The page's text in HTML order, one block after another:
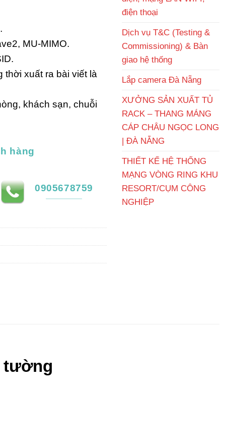
MU-MIMO.
xuất ra bài viết là
khách sạn, chuỗi
hàng
0905678759
điện thoại
Dịch vụ T&C (Testing &
Commissioning) & Bàn
giao hệ thống
Lắp camera Đà Nẵng
XƯỞNG SẢN XUẤT TỦ
RACK – THANG MÁNG
CÁP CHÂU NGỌC LONG
| ĐÀ NẴNG
THIẾT KẾ HỆ THỐNG
MẠNG VÒNG RING KHU
RESORT/CỤM CÔNG
NGHIỆP
tường